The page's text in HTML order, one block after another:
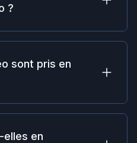
?
sont pris en
elles en